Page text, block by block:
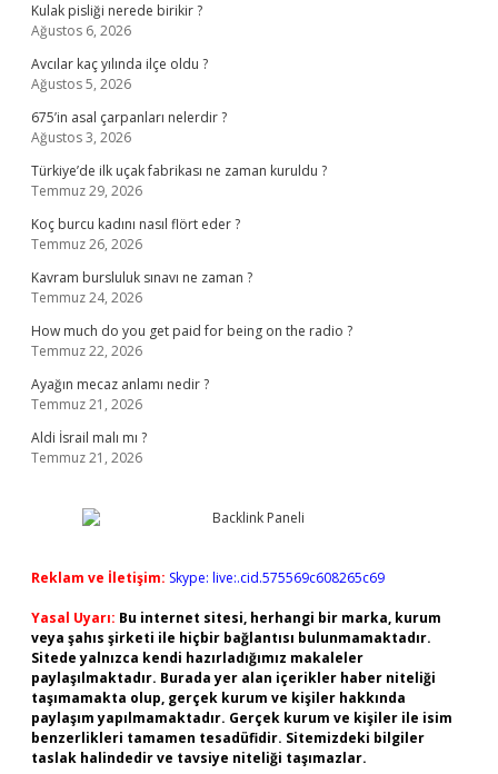
Kulak pisliği nerede birikir ?
Ağustos 6, 2026
Avcılar kaç yılında ilçe oldu ?
Ağustos 5, 2026
675’in asal çarpanları nelerdir ?
Ağustos 3, 2026
Türkiye’de ilk uçak fabrikası ne zaman kuruldu ?
Temmuz 29, 2026
Koç burcu kadını nasıl flört eder ?
Temmuz 26, 2026
Kavram bursluluk sınavı ne zaman ?
Temmuz 24, 2026
How much do you get paid for being on the radio ?
Temmuz 22, 2026
Ayağın mecaz anlamı nedir ?
Temmuz 21, 2026
Aldi İsrail malı mı ?
Temmuz 21, 2026
Reklam ve İletişim: Skype: live:.cid.575569c608265c69
Yasal Uyarı: Bu internet sitesi, herhangi bir marka, kurum
veya şahıs şirketi ile hiçbir bağlantısı bulunmamaktadır.
Sitede yalnızca kendi hazırladığımız makaleler
paylaşılmaktadır. Burada yer alan içerikler haber niteliği
taşımamakta olup, gerçek kurum ve kişiler hakkında
paylaşım yapılmamaktadır. Gerçek kurum ve kişiler ile isim
benzerlikleri tamamen tesadüfidir. Sitemizdeki bilgiler
taslak halindedir ve tavsiye niteliği taşımazlar.